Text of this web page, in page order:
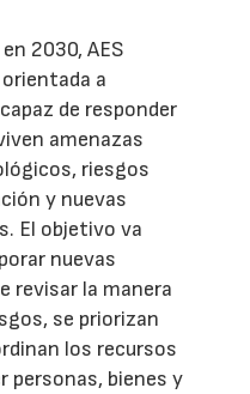
2030, AES
a
de responder
amenazas
riesgos
y nuevas
El objetivo va
nuevas
revisar la manera
se priorizan
los recursos
personas, bienes y